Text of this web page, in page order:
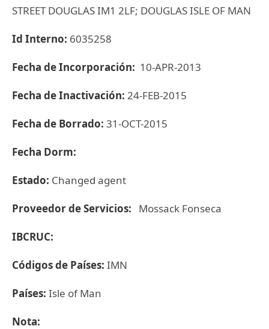
STREET DOUGLAS IM1 2LF; DOUGLAS ISLE OF MAN
Id Interno: 6035258
Fecha de Incorporación: 10-APR-2013
Fecha de Inactivación: 24-FEB-2015
Fecha de Borrado: 31-OCT-2015
Fecha Dorm:
Estado: Changed agent
Proveedor de Servicios: Mossack Fonseca
IBCRUC:
Códigos de Países: IMN
Países: Isle of Man
Nota: